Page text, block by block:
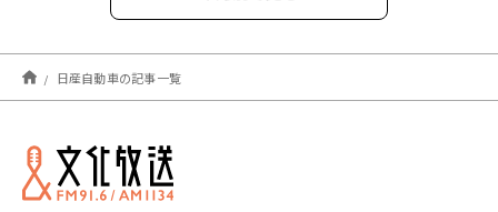
2026年06月
2025年10月
2025年04月
日産自動車の記事一覧